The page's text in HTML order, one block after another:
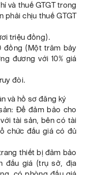
và thuế GTGT trong
phải chịu thuế GTGT
triệu đồng).
đồng (Một trăm bảy
đương với 10% giá
đòi.
và hồ sơ đăng ký
Để đảm bảo cho
tài sản, bên có tài
chức đấu giá có đủ
thiết bị đảm bảo
đấu giá (trụ sở, địa